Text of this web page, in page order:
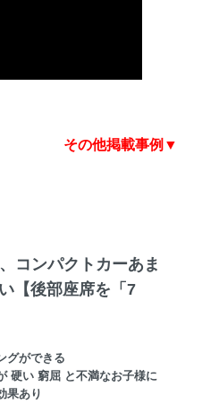
その他掲載事例▼
コンパクトカーあま
【後部座席を「7
グができる
硬い 窮屈 と不満なお子様に
果あり